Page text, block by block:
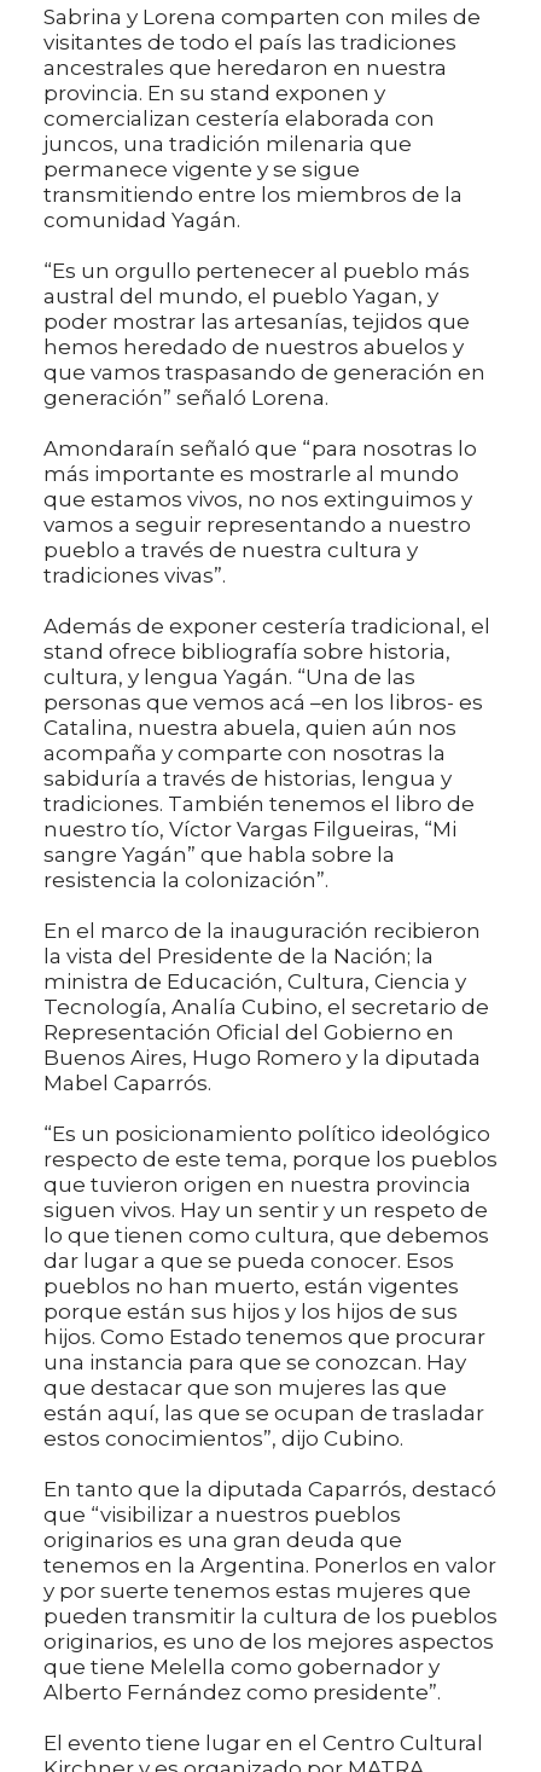
Sabrina y Lorena comparten con miles de
visitantes de todo el país las tradiciones
ancestrales que heredaron en nuestra
provincia. En su stand exponen y
comercializan cestería elaborada con
juncos, una tradición milenaria que
permanece vigente y se sigue
transmitiendo entre los miembros de la
comunidad Yagán.
“Es un orgullo pertenecer al pueblo más
austral del mundo, el pueblo Yagan, y
poder mostrar las artesanías, tejidos que
hemos heredado de nuestros abuelos y
que vamos traspasando de generación en
generación” señaló Lorena.
Amondaraín señaló que “para nosotras lo
más importante es mostrarle al mundo
que estamos vivos, no nos extinguimos y
vamos a seguir representando a nuestro
pueblo a través de nuestra cultura y
tradiciones vivas”.
Además de exponer cestería tradicional, el
stand ofrece bibliografía sobre historia,
cultura, y lengua Yagán. “Una de las
personas que vemos acá –en los libros- es
Catalina, nuestra abuela, quien aún nos
acompaña y comparte con nosotras la
sabiduría a través de historias, lengua y
tradiciones. También tenemos el libro de
nuestro tío, Víctor Vargas Filgueiras, “Mi
sangre Yagán” que habla sobre la
resistencia la colonización”.
En el marco de la inauguración recibieron
la vista del Presidente de la Nación; la
ministra de Educación, Cultura, Ciencia y
Tecnología, Analía Cubino, el secretario de
Representación Oficial del Gobierno en
Buenos Aires, Hugo Romero y la diputada
Mabel Caparrós.
“Es un posicionamiento político ideológico
respecto de este tema, porque los pueblos
que tuvieron origen en nuestra provincia
siguen vivos. Hay un sentir y un respeto de
lo que tienen como cultura, que debemos
dar lugar a que se pueda conocer. Esos
pueblos no han muerto, están vigentes
porque están sus hijos y los hijos de sus
hijos. Como Estado tenemos que procurar
una instancia para que se conozcan. Hay
que destacar que son mujeres las que
están aquí, las que se ocupan de trasladar
estos conocimientos”, dijo Cubino.
En tanto que la diputada Caparrós, destacó
que “visibilizar a nuestros pueblos
originarios es una gran deuda que
tenemos en la Argentina. Ponerlos en valor
y por suerte tenemos estas mujeres que
pueden transmitir la cultura de los pueblos
originarios, es uno de los mejores aspectos
que tiene Melella como gobernador y
Alberto Fernández como presidente”.
El evento tiene lugar en el Centro Cultural